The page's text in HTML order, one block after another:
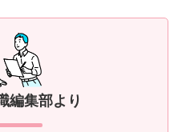
編集部より